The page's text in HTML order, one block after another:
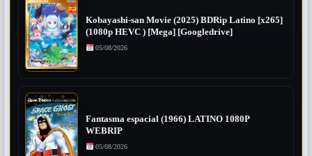
Kobayashi-san Movie (2025) BDRip Latino [x265]
(1080p HEVC ) [Mega] [Googledrive]
05/08/2026
Fantasma espacial (1966) LATINO 1080P
WEBRIP
05/08/2026